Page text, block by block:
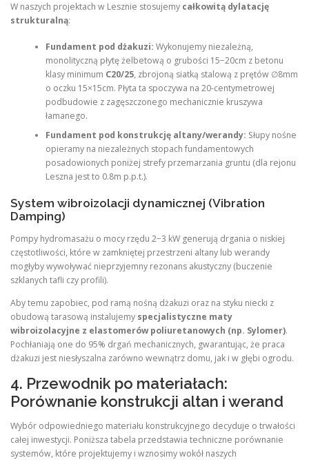
W naszych projektach w Lesznie stosujemy całkowitą dylatację
strukturalną:
Fundament pod dżakuzi: Wykonujemy niezależną,
monolityczną płytę żelbetową o grubości 15−20cm z betonu
klasy minimum C20/25, zbrojoną siatką stalową z prętów ∅8mm
o oczku 15×15cm. Płyta ta spoczywa na 20-centymetrowej
podbudowie z zagęszczonego mechanicznie kruszywa
łamanego.
Fundament pod konstrukcję altany/werandy: Słupy nośne
opieramy na niezależnych stopach fundamentowych
posadowionych poniżej strefy przemarzania gruntu (dla rejonu
Leszna jest to 0.8m p.p.t.).
System wibroizolacji dynamicznej (Vibration
Damping)
Pompy hydromasażu o mocy rzędu 2−3 kW generują drgania o niskiej
częstotliwości, które w zamkniętej przestrzeni altany lub werandy
mogłyby wywoływać nieprzyjemny rezonans akustyczny (buczenie
szklanych tafli czy profili).
Aby temu zapobiec, pod ramą nośną dżakuzi oraz na styku niecki z
obudową tarasową instalujemy specjalistyczne maty
wibroizolacyjne z elastomerów poliuretanowych (np. Sylomer).
Pochłaniają one do 95% drgań mechanicznych, gwarantując, że praca
dżakuzi jest niesłyszalna zarówno wewnątrz domu, jak i w głębi ogrodu.
4. Przewodnik po materiałach:
Porównanie konstrukcji altan i werand
Wybór odpowiedniego materiału konstrukcyjnego decyduje o trwałości
całej inwestycji. Poniższa tabela przedstawia techniczne porównanie
systemów, które projektujemy i wznosimy wokół naszych